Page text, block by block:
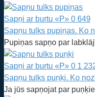
Sapņi ar burtu «P» 0 649
Sapņu tulks pupiņas. Ko
Pupiņas sapņo par
Sapņi ar burtu «P» 0 1
Sapņu tulks puņķi. Ko
Ja jūs sapņojat par